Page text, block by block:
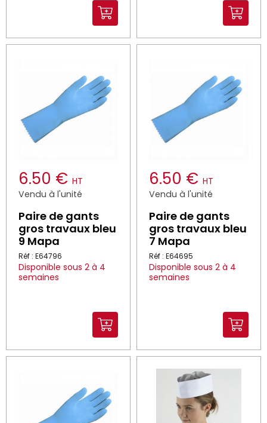
6.50 € HT
Vendu à l'unité
Paire de gants
gros travaux bleu
9 Mapa
Réf : E64796
Disponible sous 2 à 4
semaines
6.50 € HT
Vendu à l'unité
Paire de gants
gros travaux bleu
7 Mapa
Réf : E64695
Disponible sous 2 à 4
semaines